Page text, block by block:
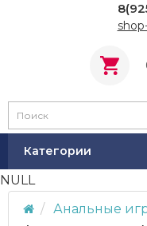
Категории
NULL
Анальные